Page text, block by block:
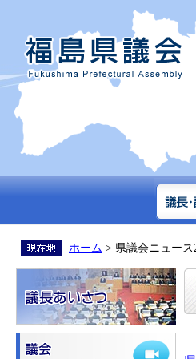
ホーム > 県議会ニュース